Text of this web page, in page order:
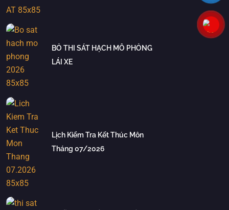
BỎ THI SÁT HẠCH MÔ PHỎNG
LÁI XE
Lịch Kiểm Tra Kết Thúc Môn
Tháng 07/2026